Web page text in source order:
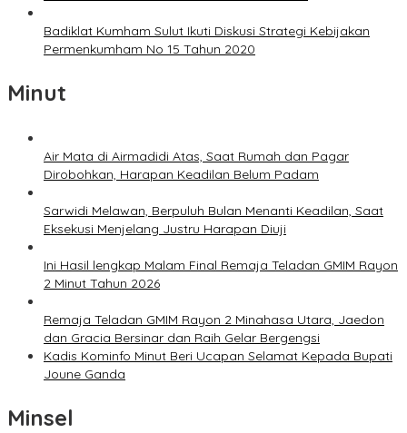
Badiklat Kumham Sulut Ikuti Diskusi Strategi Kebijakan
Permenkumham No 15 Tahun 2020
Minut
Air Mata di Airmadidi Atas, Saat Rumah dan Pagar
Dirobohkan, Harapan Keadilan Belum Padam
Sarwidi Melawan, Berpuluh Bulan Menanti Keadilan, Saat
Eksekusi Menjelang Justru Harapan Diuji
Ini Hasil lengkap Malam Final Remaja Teladan GMIM Rayon
2 Minut Tahun 2026
Remaja Teladan GMIM Rayon 2 Minahasa Utara, Jaedon
dan Gracia Bersinar dan Raih Gelar Bergengsi
Kadis Kominfo Minut Beri Ucapan Selamat Kepada Bupati
Joune Ganda
Minsel